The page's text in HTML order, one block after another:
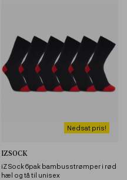
Nedsat pris!
IZSOCK
iZ Sock 6pak bambusstrømper i rød
hæl og tå til unisex